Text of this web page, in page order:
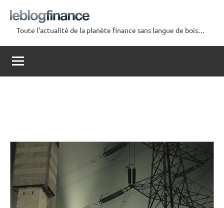
contenu
Le
Blog
Finance
Toute l'actualité de la planète finance sans langue de bois…